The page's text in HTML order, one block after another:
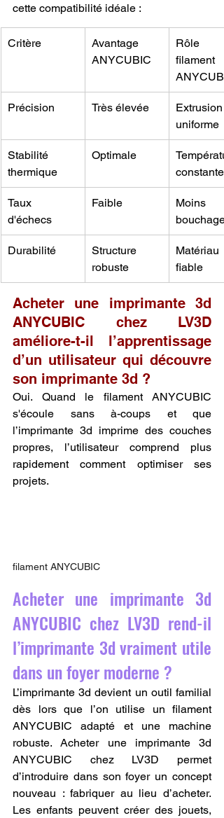
cette compatibilité idéale :
Critère
Avantage
ANYCUBIC
Rôle
filament
Précision Très élevée
Extrusion
uniforme
Stabilité
thermique
Optimale
constantes
Taux
d'échecs
Faible
Moins
bouchages
Durabilité
Structure
robuste
Matériau
fiable
Acheter une imprimante 3d
ANYCUBIC chez LV3D
améliore-t-il l’apprentissage
d’un utilisateur qui découvre
son imprimante 3d ?
Oui. Quand le filament ANYCUBIC
s'écoule sans à-coups et que
l’imprimante 3d imprime des couches
propres, l’utilisateur comprend plus
rapidement comment optimiser ses
projets.
filament ANYCUBIC
Acheter une imprimante 3d
ANYCUBIC chez LV3D rend-il
l’imprimante 3d vraiment utile
dans un foyer moderne ?
L’imprimante 3d devient un outil familial
dès lors que l’on utilise un filament
ANYCUBIC adapté et une machine
robuste. Acheter une imprimante 3d
ANYCUBIC chez LV3D permet
d’introduire dans son foyer un concept
nouveau : fabriquer au lieu d’acheter.
Les enfants peuvent créer des jouets,